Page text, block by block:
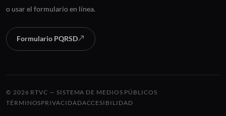
o usar el formulario en línea.
Formulario PQRSD
© 2026 RTVC — SISTEMA DE MEDIOS PÚBLICOS
TÉRMINOSPRIVACIDADACCESIBILIDAD